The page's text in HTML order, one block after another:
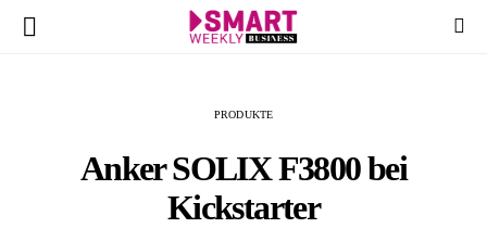
PRODUKTE
Anker SOLIX F3800 bei
Kickstarter